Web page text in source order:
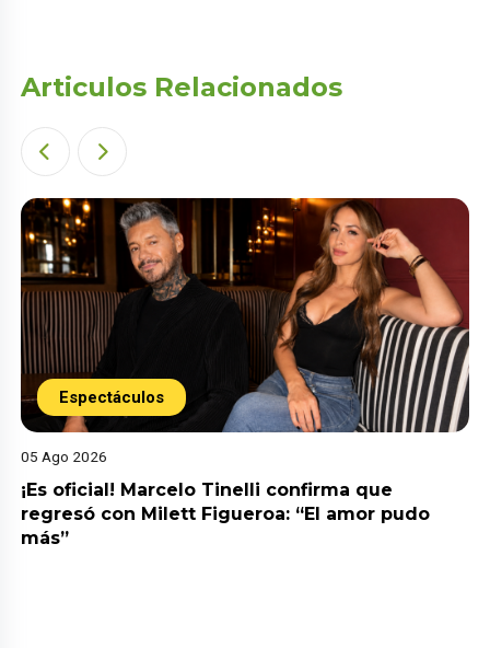
Articulos Relacionados
Espectáculos
05 Ago 2026
¿Habrá reconciliación? Mario Hart admite
podría volver con Korina Rivadeneira: “No